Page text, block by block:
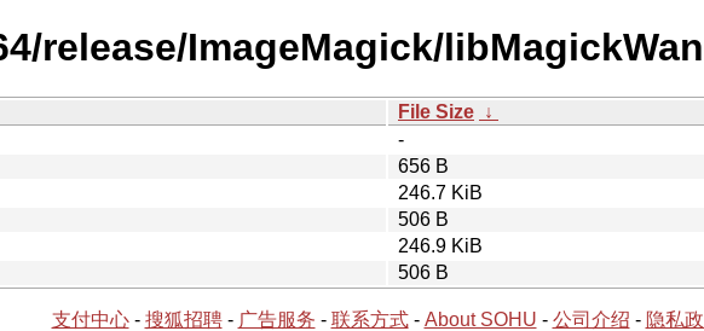
release/ImageMagick/
File Size ↓
-
656 B
246.7 KiB
506 B
246.9 KiB
506 B
支付中心- 搜狐招聘- 广告服务 - 联系方式- About SOHU - 公司介绍 - 隐私